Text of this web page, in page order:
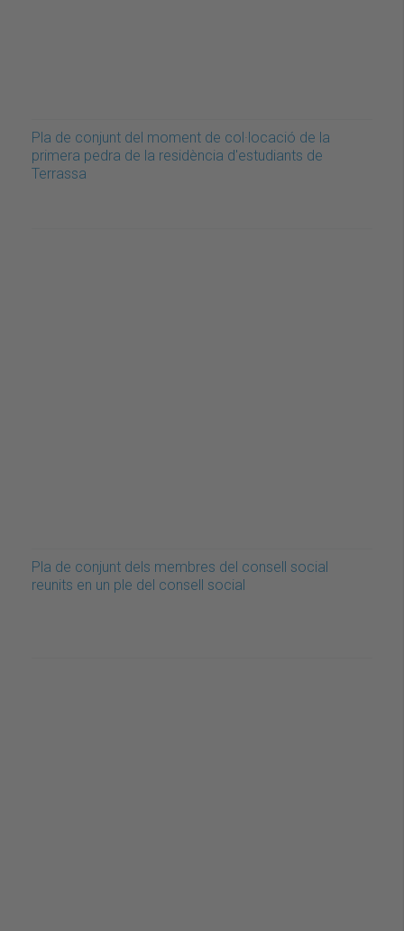
Pla de conjunt del moment de col·locació de la
primera pedra de la residència d'estudiants de
Terrassa
Pla de conjunt dels membres del consell social
reunits en un ple del consell social